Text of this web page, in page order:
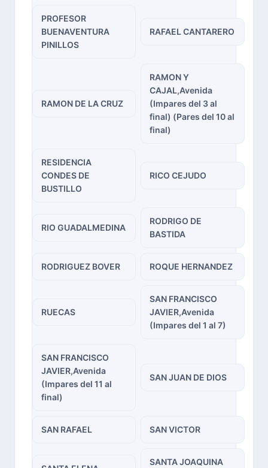
PROFESOR
BUENAVENTURA
PINILLOS
RAFAEL CANTARERO
RAMON DE LA CRUZ
RAMON Y
CAJAL,Avenida
(Impares del 3 al
final) (Pares del 10 al
final)
RESIDENCIA
CONDES DE
BUSTILLO
RICO CEJUDO
RIO GUADALMEDINA
RODRIGO DE
BASTIDA
RODRIGUEZ BOVER ROQUE HERNANDEZ
RUECAS
SAN FRANCISCO
JAVIER,Avenida
(Impares del 1 al 7)
SAN FRANCISCO
JAVIER,Avenida
(Impares del 11 al
final)
SAN JUAN DE DIOS
SAN RAFAEL SAN VICTOR
SANTA JOAQUINA